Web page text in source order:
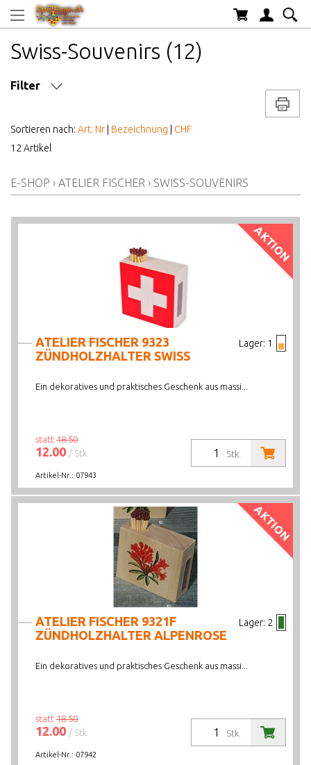
Swiss-Souvenirs (12)
Filter
AB WELCHEM ALTER
ALTER AB
PREIS VON BIS
AKTIONEN/NEUHEITEN/HIGHLIGHTS
Sortieren nach: Art. Nr Bezeichnung
CHF
12 Artikel
E-SHOP › ATELIER FISCHER › SWISS-SOUVENIRS
AKTION
Lager: 1
ATELIER FISCHER 9323
ZÜNDHOLZHALTER SWISS
Ein dekoratives und praktisches Geschenk aus massi...
Stk.
statt 18.50
12.00 / Stk.
Artikel-Nr.: 07943
AKTION
Lager: 2
ATELIER FISCHER 9321F
ZÜNDHOLZHALTER ALPENROSE
Ein dekoratives und praktisches Geschenk aus massi...
Stk.
statt 18.50
12.00 / Stk.
Artikel-Nr.: 07942